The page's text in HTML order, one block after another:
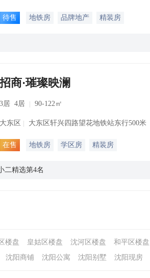
待售 地铁房 品牌地产 精装房
招商·璀璨映澜
3居 4居 90-122㎡
大东区 大东区轩兴四路望花地铁站东行500米
在售 地铁房 学区房 精装房
二精选第4名
楼盘 皇姑区楼盘 沈河区楼盘 和平区楼盘
沈阳商铺 沈阳公寓 沈阳别墅 沈阳现房